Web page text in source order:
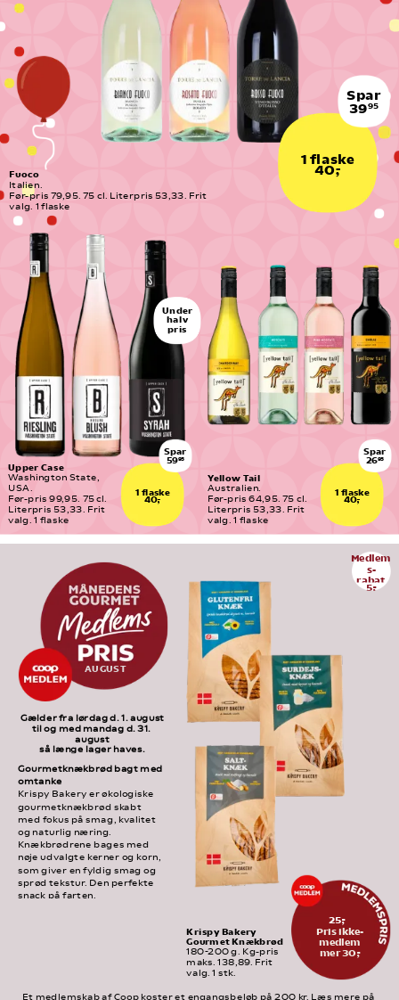
Fuoco
Italien.
Før-pris 79,95. 75 cl. Literpris 53,33. Frit
valg. 1 flaske
1 flaske
40,-
Spar
3995
Upper Case
Washington State,
USA.
Før-pris 99,95. 75 cl.
Literpris 53,33. Frit
valg. 1 flaske
1 flaske
40,-
Spar
5995
Yellow Tail
Australien.
Før-pris 64,95. 75 cl.
Literpris 53,33. Frit
valg. 1 flaske
1 flaske
40,-
Spar
2695
Under
halv
pris
Medlem
s-
rabat
5,-
25,-
Pris ikke-
medlem
mer 30,-
Krispy Bakery
Gourmet Knækbrød
180-200 g. Kg-pris
maks. 138,89. Frit
valg. 1 stk.
AUGUST
Gælder fra lørdag d. 1. august
til og med mandag d. 31.
august
så længe lager haves.
Gourmetknækbrød bagt med
omtanke
Krispy Bakery er økologiske
gourmetknækbrød skabt
med fokus på smag, kvalitet
og naturlig næring.
Knækbrødrene bages med
nøje udvalgte kerner og korn,
som giver en fyldig smag og
sprød tekstur. Den perfekte
snack på farten.
Et medlemskab af Coop koster et engangsbeløb på 200 kr. Læs mere på